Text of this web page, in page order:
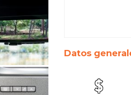
Datos